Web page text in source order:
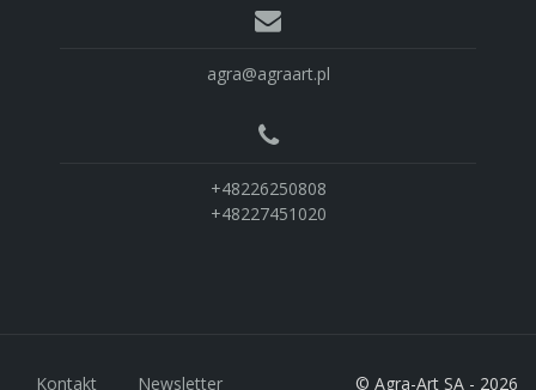
agra@agraart.pl
+48226250808
+48227451020
Kontakt Newsletter © Agra-Art SA - 2026